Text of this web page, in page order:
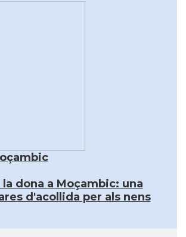
dona a Moçambic: una
d'acollida per als nens